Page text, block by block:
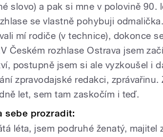
slovo) a pak si mne v polovině 90.
se vlastně pohybuji
mí rodiče (v technice), dokonce
Českém rozhlase Ostrava jsem
postupně jsem si ale vyzkoušel i
zpravodajské redakci, zprávařinu.
let, sem tam zaskočím i teď.
sebe prozradit:
léta, jsem podruhé ženatý, majitel